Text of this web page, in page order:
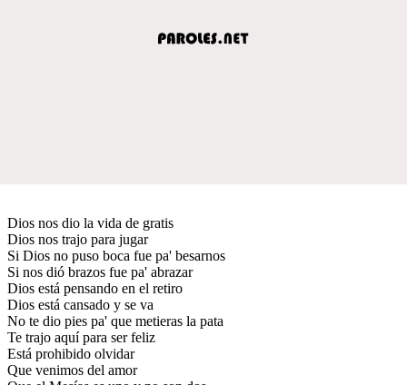
Dios nos dio la vida de gratis
Dios nos trajo para jugar
Si Dios no puso boca fue pa' besarnos
Si nos dió brazos fue pa' abrazar
Dios está pensando en el retiro
Dios está cansado y se va
No te dio pies pa' que metieras la pata
Te trajo aquí para ser feliz
Está prohibido olvidar
Que venimos del amor